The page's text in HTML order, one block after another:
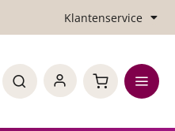
Klantenservice